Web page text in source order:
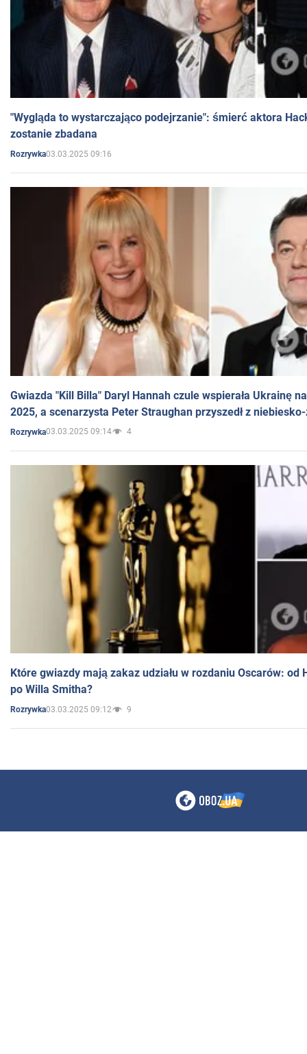
"Wygląda to wystarczająco podejrzanie": śmierć aktora
zostanie zbadana
Rozrywka03.03.2025 09:16
Gwiazda "Kill Billa" Daryl Hannah czule wspierała Ukrainę
2025, a scenarzysta Peter Straughan przyszedł z
Rozrywka03.03.2025 09:14 4
Które gwiazdy mają zakaz udziału w rozdaniu Oscarów: od
po Willa Smitha?
Rozrywka03.03.2025 09:12 9